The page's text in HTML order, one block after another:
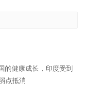
的健康成长，印度受到
点抵消